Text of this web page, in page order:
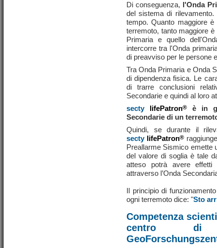
Di conseguenza, l'Onda
del sistema di rilevamento.
tempo. Quanto maggiore
terremoto, tanto maggiore
Primaria e quello
intercorre tra l'Onda
di preavviso per le persone
Tra Onda Primaria e Onda
di dipendenza fisica. Le
di trarre conclusioni
Secondarie e quindi al loro
secty
lifePatron®
è in
Secondarie di un
Quindi, se durante il
secty lifePatron®
Preallarme Sismico emette
del valore di soglia è tale
atteso potrà avere
attraverso l’Onda
Il principio di
ogni terremoto dice: "Sto
Competenza
centro di